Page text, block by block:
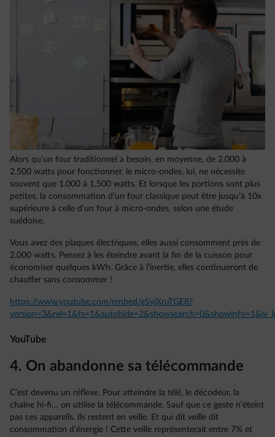
Alors qu’un four traditionnel a besoin, en moyenne, de 2.000 à
2.500 watts pour fonctionner, le micro-ondes, lui, ne nécessite
souvent que 1.000 à 1.500 watts. Et lorsque les portions sont plus
petites, la consommation d’un four classique peut être jusqu’à 10x
supérieure à celle d’un four à micro-ondes, selon une étude
suédoise.
Vous avez des plaques électriques, elles aussi consomment près de
2.000 watts. Pensez à les éteindre avant la fin de la cuisson pour
économiser quelques kWh. Grâce à l’inertie, elles continueront de
chauffer sans consommer !
https://www.youtube.com/embed/gSvjXruTGE8?
YouTube
4. On abandonne sa télécommande
C’est devenu un réflexe. Pour atteindre la télé, le décodeur, la
chaîne hi-fi… on utilise la télécommande. Sauf que ce geste n’éteint
pas ces appareils. Ils restent en veille. Et qui dit veille dit
consommation d’énergie ! Cette veille représenterait entre 7% et